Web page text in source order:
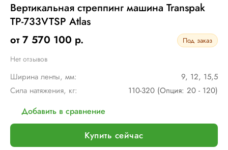
Вертикальная стреппинг машина Transpak
TP-733VTSP Atlas
от 7 570 100 р.
Под заказ
Нет отзывов
Ширина ленты, мм:
9, 12, 15,5
Сила натяжения, кг:
110-320 (Опция: 20 - 120)
Добавить в сравнение
Купить сейчас